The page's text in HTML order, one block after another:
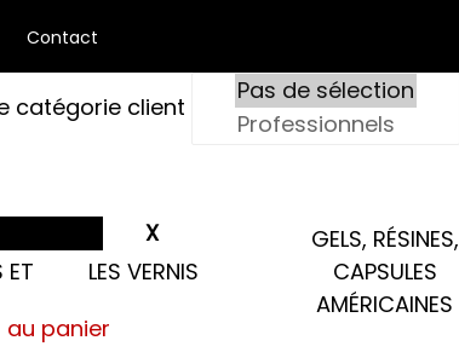
Contact
catégorie client
panier
ET LES VERNIS
GELS, RÉSINES,
CAPSULES
AMÉRICAINES